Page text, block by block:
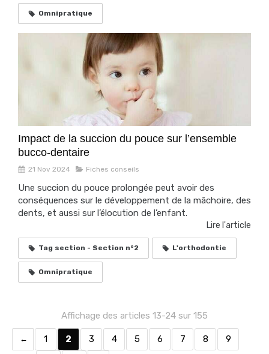
Omnipratique
Impact de la succion du pouce sur l’ensemble
bucco-dentaire
21 Nov 2024 Fiches conseils
Une succion du pouce prolongée peut avoir des
conséquences sur le développement de la mâchoire, des
dents, et aussi sur l’élocution de l’enfant.
Lire l'article
Tag section - Section n°2 L'orthodontie
Omnipratique
Affichage des articles 13-24 sur 155
1 2 3 4 5 6 7 8 9